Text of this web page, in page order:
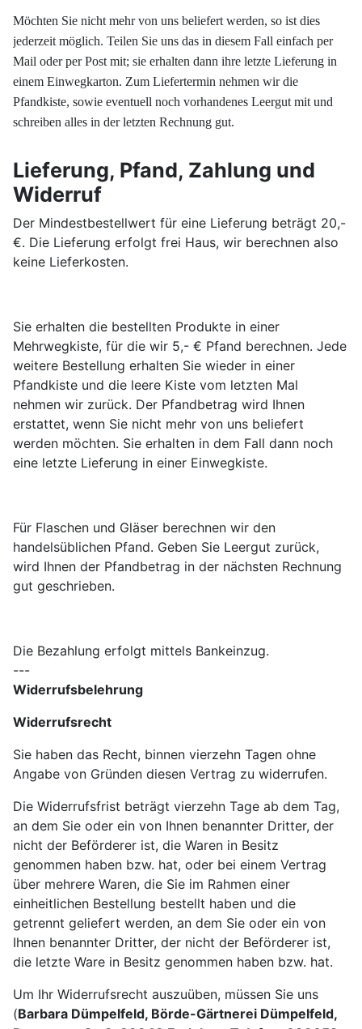
Möchten Sie nicht mehr von uns beliefert werden, so ist dies
jederzeit möglich. Teilen Sie uns das in diesem Fall einfach per
Mail oder per Post mit; sie erhalten dann ihre letzte Lieferung in
einem Einwegkarton. Zum Liefertermin nehmen wir die
Pfandkiste, sowie eventuell noch vorhandenes Leergut mit und
schreiben alles in der letzten Rechnung gut.
Lieferung, Pfand, Zahlung und
Widerruf
Der Mindestbestellwert für eine Lieferung beträgt 20,-
€. Die Lieferung erfolgt frei Haus, wir berechnen also
keine Lieferkosten.
Sie erhalten die bestellten Produkte in einer
Mehrwegkiste, für die wir 5,- € Pfand berechnen. Jede
weitere Bestellung erhalten Sie wieder in einer
Pfandkiste und die leere Kiste vom letzten Mal
nehmen wir zurück. Der Pfandbetrag wird Ihnen
erstattet, wenn Sie nicht mehr von uns beliefert
werden möchten. Sie erhalten in dem Fall dann noch
eine letzte Lieferung in einer Einwegkiste.
Für Flaschen und Gläser berechnen wir den
handelsüblichen Pfand. Geben Sie Leergut zurück,
wird Ihnen der Pfandbetrag in der nächsten Rechnung
gut geschrieben.
Die Bezahlung erfolgt mittels Bankeinzug.
---
Widerrufsbelehrung
Widerrufsrecht
Sie haben das Recht, binnen vierzehn Tagen ohne
Angabe von Gründen diesen Vertrag zu widerrufen.
Die Widerrufsfrist beträgt vierzehn Tage ab dem Tag,
an dem Sie oder ein von Ihnen benannter Dritter, der
nicht der Beförderer ist, die Waren in Besitz
genommen haben bzw. hat, oder bei einem Vertrag
über mehrere Waren, die Sie im Rahmen einer
einheitlichen Bestellung bestellt haben und die
getrennt geliefert werden, an dem Sie oder ein von
Ihnen benannter Dritter, der nicht der Beförderer ist,
die letzte Ware in Besitz genommen haben bzw. hat.
Um Ihr Widerrufsrecht auszuüben, müssen Sie uns
(Barbara Dümpelfeld, Börde-Gärtnerei Dümpelfeld,